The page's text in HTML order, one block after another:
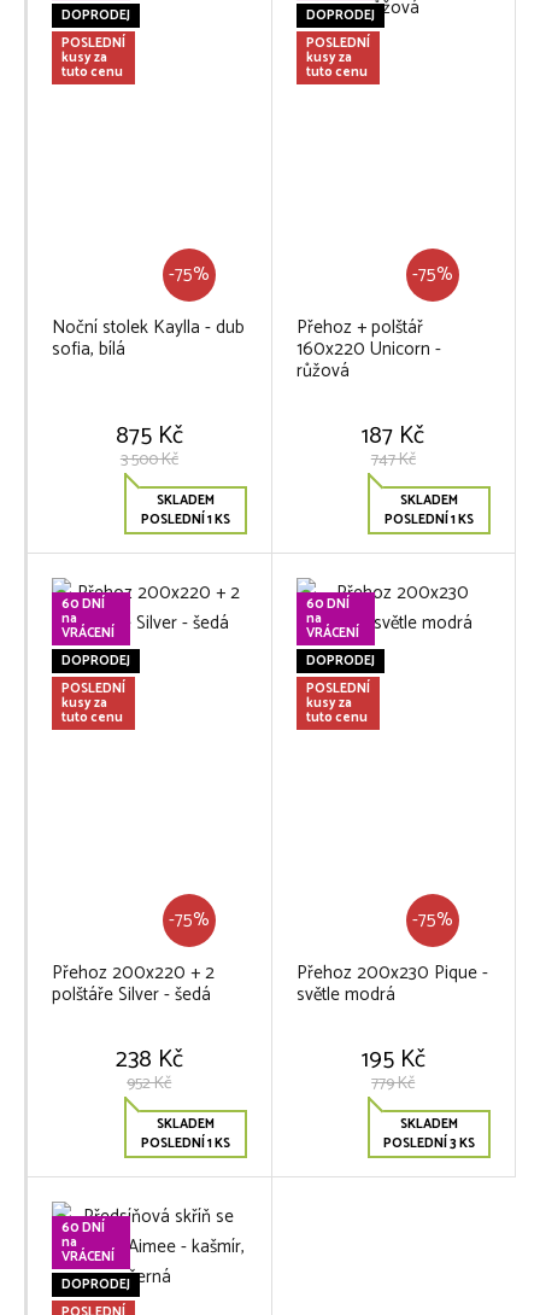
DOPRODEJ
POSLEDNÍ
kusy za
tuto cenu
-75%
Noční stolek Kaylla - dub
sofia, bílá
875 Kč
3 500 Kč
SKLADEM
POSLEDNÍ 1 KS
DOPRODEJ
POSLEDNÍ
kusy za
tuto cenu
-75%
Přehoz + polštář
160x220 Unicorn -
růžová
187 Kč
747 Kč
SKLADEM
POSLEDNÍ 1 KS
60 DNÍ
na
VRÁCENÍ
DOPRODEJ
POSLEDNÍ
kusy za
tuto cenu
-75%
Přehoz 200x220 + 2
polštáře Silver - šedá
238 Kč
952 Kč
SKLADEM
POSLEDNÍ 1 KS
60 DNÍ
na
VRÁCENÍ
DOPRODEJ
POSLEDNÍ
kusy za
tuto cenu
-75%
Přehoz 200x230 Pique -
světle modrá
195 Kč
779 Kč
SKLADEM
POSLEDNÍ 3 KS
60 DNÍ
na
VRÁCENÍ
DOPRODEJ